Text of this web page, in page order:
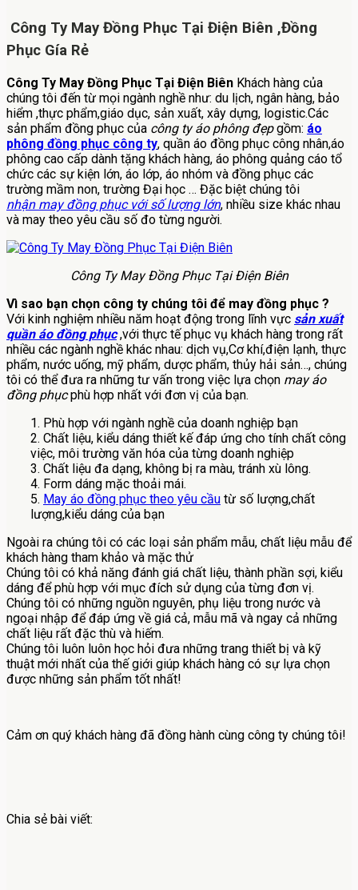
Công Ty May Đồng Phục Tại Điện Biên ,Đồng
Phục Gía Rẻ
Công Ty May Đồng Phục Tại Điện Biên Khách hàng của
chúng tôi đến từ mọi ngành nghề như: du lịch, ngân hàng, bảo
hiểm ,thực phẩm,giáo dục, sản xuất, xây dựng, logistic.Các
sản phẩm đồng phục của công ty áo phông đẹpgồm: áo
phông đồng phục công ty, quần áo đồng phục công nhân,áo
phông cao cấp dành tặng khách hàng, áo phông quảng cáo tổ
chức các sự kiện lớn, áo lớp, áo nhóm và đồng phục các
trường mầm non, trường Đại học … Đặc biệt chúng tôi
nhận may đồng phục với số lượng lớn, nhiều size khác nhau
và may theo yêu cầu số đo từng người.
Công Ty May Đồng Phục Tại Điện Biên
Vì sao bạn chọn công ty chúng tôi để may đồng phục ?
Với kinh nghiệm nhiều năm hoạt động trong lĩnh vực sản xuất
quần áo đồng phục,với thực tế phục vụ khách hàng trong rất
nhiều các ngành nghề khác nhau: dịch vụ,Cơ khí,điện lạnh, thực
phẩm, nước uống, mỹ phẩm, dược phẩm, thủy hải sản…, chúng
tôi có thể đưa ra những tư vấn trong việc lựa chọn may áo
đồng phụcphù hợp nhất với đơn vị của bạn.
1. Phù hợp với ngành nghề của doanh nghiệp bạn
2. Chất liệu, kiểu dáng thiết kế đáp ứng cho tính chất công
việc, môi trường văn hóa của từng doanh nghiệp
3. Chất liệu đa dạng, không bị ra màu, tránh xù lông.
4. Form dáng mặc thoải mái.
5. May áo đồng phục theo yêu cầu từ số lượng,chất
lượng,kiểu dáng của bạn
Ngoài ra chúng tôi có các loại sản phẩm mẫu, chất liệu mẫu để
khách hàng tham khảo và mặc thử
Chúng tôi có khả năng đánh giá chất liệu, thành phần sợi, kiểu
dáng để phù hợp với mục đích sử dụng của từng đơn vị.
Chúng tôi có những nguồn nguyên, phụ liệu trong nước và
ngoại nhập để đáp ứng về giá cả, mẫu mã và ngay cả những
chất liệu rất đặc thù và hiếm.
Chúng tôi luôn luôn học hỏi đưa những trang thiết bị và kỹ
thuật mới nhất của thế giới giúp khách hàng có sự lựa chọn
được những sản phẩm tốt nhất!
Cảm ơn quý khách hàng đã đồng hành cùng công ty chúng tôi!
Chia sẻ bài viết: